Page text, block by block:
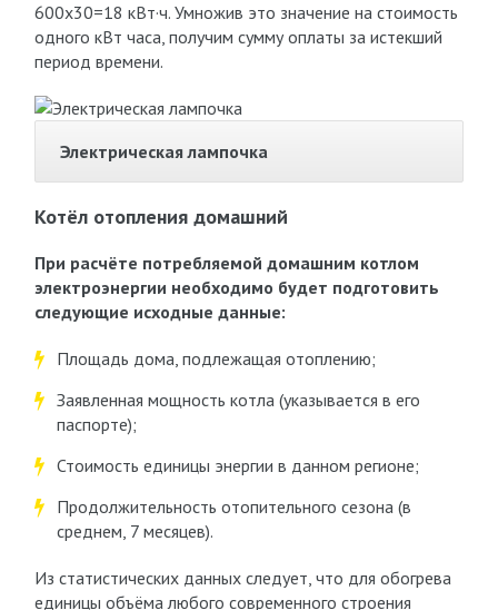
600х30=18 кВт·ч. Умножив это значение на стоимость
одного кВт часа, получим сумму оплаты за истекший
период времени.
Электрическая лампочка
Котёл отопления домашний
При расчёте потребляемой домашним котлом
электроэнергии необходимо будет подготовить
следующие исходные данные:
Площадь дома, подлежащая отоплению;
Заявленная мощность котла (указывается в его
паспорте);
Стоимость единицы энергии в данном регионе;
Продолжительность отопительного сезона (в
среднем, 7 месяцев).
Из статистических данных следует, что для обогрева
единицы объёма любого современного строения